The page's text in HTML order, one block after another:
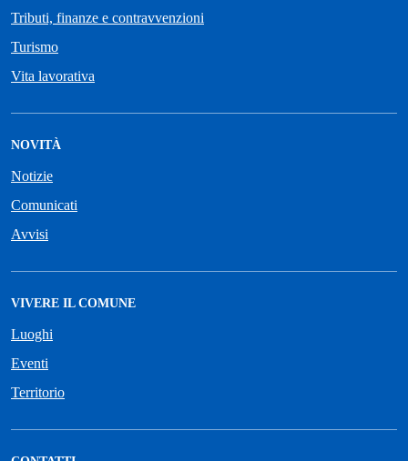
Tributi, finanze e contravvenzioni
Turismo
Vita lavorativa
NOVITÀ
Notizie
Comunicati
Avvisi
VIVERE IL COMUNE
Luoghi
Eventi
Territorio